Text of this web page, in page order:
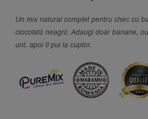
Un mix natural complet pentru chec cu
ciocolată neagră. Adaugi doar banane,
unt, apoi îl pui la cuptor.